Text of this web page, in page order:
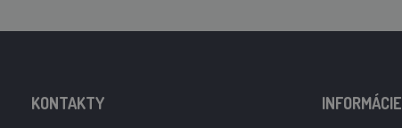
KONTAKTY INFORMÁCIE